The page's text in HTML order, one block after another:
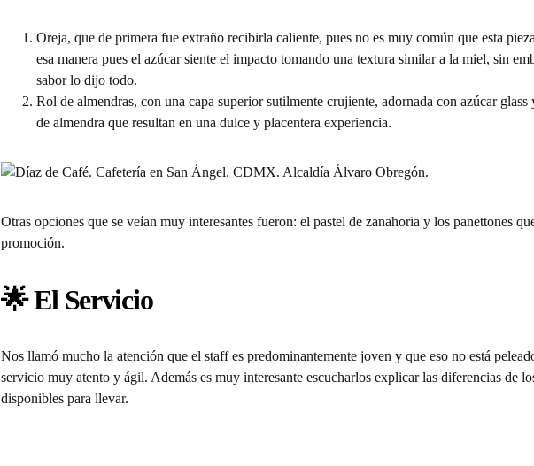
Oreja, que de primera fue extraño recibirla caliente, pues no es muy común que esta
esa manera pues el azúcar siente el impacto tomando una textura similar a la miel, sin
sabor lo dijo todo.
Rol de almendras, con una capa superior sutilmente crujiente, adornada con azúcar glass
de almendra que resultan en una dulce y placentera experiencia.
Otras opciones que se veían muy interesantes fueron: el pastel de zanahoria y los panettones
promoción.
🌟 El Servicio
Nos llamó mucho la atención que el staff es predominantemente joven y que eso no está
servicio muy atento y ágil. Además es muy interesante escucharlos explicar las diferencias de
disponibles para llevar.